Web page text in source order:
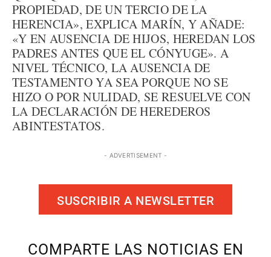
PROPIEDAD, DE UN TERCIO DE LA
HERENCIA», EXPLICA MARÍN, Y AÑADE:
«Y EN AUSENCIA DE HIJOS, HEREDAN LOS
PADRES ANTES QUE EL CÓNYUGE». A
NIVEL TÉCNICO, LA AUSENCIA DE
TESTAMENTO YA SEA PORQUE NO SE
HIZO O POR NULIDAD, SE RESUELVE CON
LA DECLARACIÓN DE HEREDEROS
ABINTESTATOS.
- ADVERTISEMENT -
SUSCRIBIR A NEWSLETTER
COMPARTE LAS NOTICIAS EN